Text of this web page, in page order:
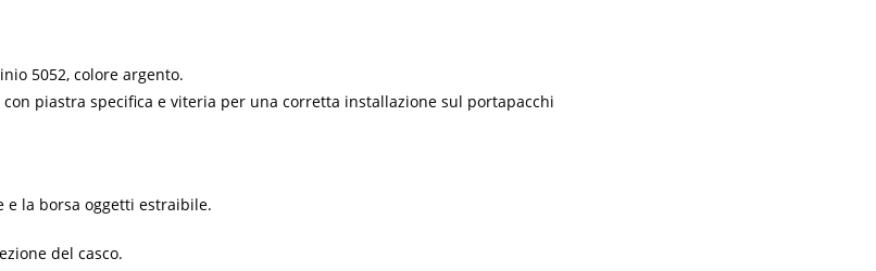
5052, colore argento.
piastra specifica e viteria per una corretta installazione sul portapacchi
e la borsa oggetti estraibile.
del casco.